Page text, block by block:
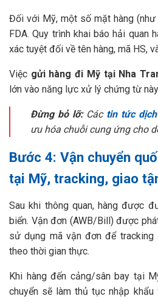
Đối với Mỹ, một số mặt hàng
FDA. Quy trình khai báo hải quan
xác tuyệt đối về tên hàng, mã HS,
Việc gửi hàng đi Mỹ tại Nha
lớn vào năng lực xử lý chứng từ
Đừng bỏ lỡ:Cáctin tức dịch
ưu hóa chuỗi cung ứng cho
Bước 4: Vận chuyển
tại Mỹ, tracking, giao
Sau khi thông quan, hàng được
biển. Vận đơn (AWB/Bill) được
sử dụng mã vận đơn để
theo thời gian thực.
Khi hàng đến cảng/sân bay tại
chuyển sẽ làm thủ tục nhập khẩu